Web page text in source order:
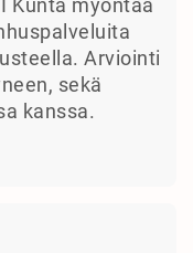
Kunta myöntää
Arviointi
sekä
kanssa.